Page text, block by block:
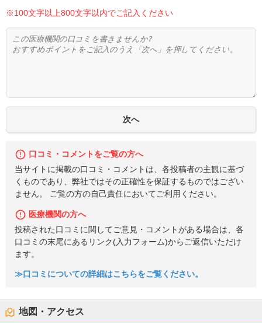
※100文字以上800文字以内でご記入ください
口コミ・コメントをご覧の方へ
当サイトに掲載の口コミ・コメントは、各投稿者の主観に基づ
くものであり、弊社ではその正確性を保証するものではござい
ません。 ご覧の方の自己責任においてご利用ください。
医療機関の方へ
投稿された口コミに関してご意見・コメントがある場合は、各
口コミの末尾にあるリンク(入力フォーム)からご返信いただけ
ます。
≫口コミについての詳細はこちらをご覧ください。
地図・アクセス